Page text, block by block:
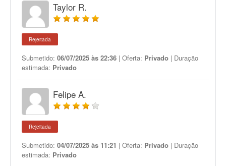
Taylor R.
Rejeitada
Submetido: 06/07/2025 às 22:36 | Oferta: Privado | Duração
estimada: Privado
Felipe A.
Rejeitada
Submetido: 04/07/2025 às 11:21 | Oferta: Privado | Duração
estimada: Privado